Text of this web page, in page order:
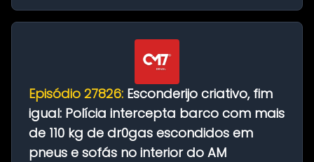
Episódio 27826: Esconderijo criativo, fim
igual: Polícia intercepta barco com mais
de 110 kg de dr0gas escondidos em
pneus e sofás no interior do AM